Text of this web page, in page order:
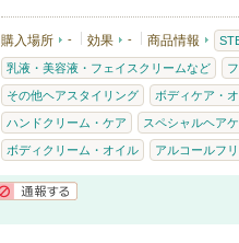
購入場所 - 効果 - 商品情報
乳液・美容液・フェイスクリームなど
その他ヘアスタイリング ボディケア・
ハンドクリーム・ケア スペシャルヘア
ボディクリーム・オイル アルコールフ